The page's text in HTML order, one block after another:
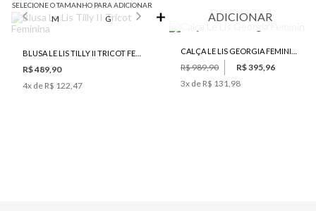
SELECIONE O TAMANHO PARA ADICIONAR
M G
R$ 489,90
4x de R$ 122,47
ADICIONAR
R$ 989,90
R$ 395,96
3x de R$ 131,98